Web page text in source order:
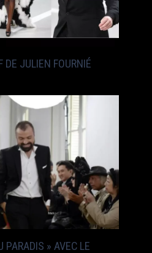
DE JULIEN FOURNIÉ
PARADIS » AVEC LE